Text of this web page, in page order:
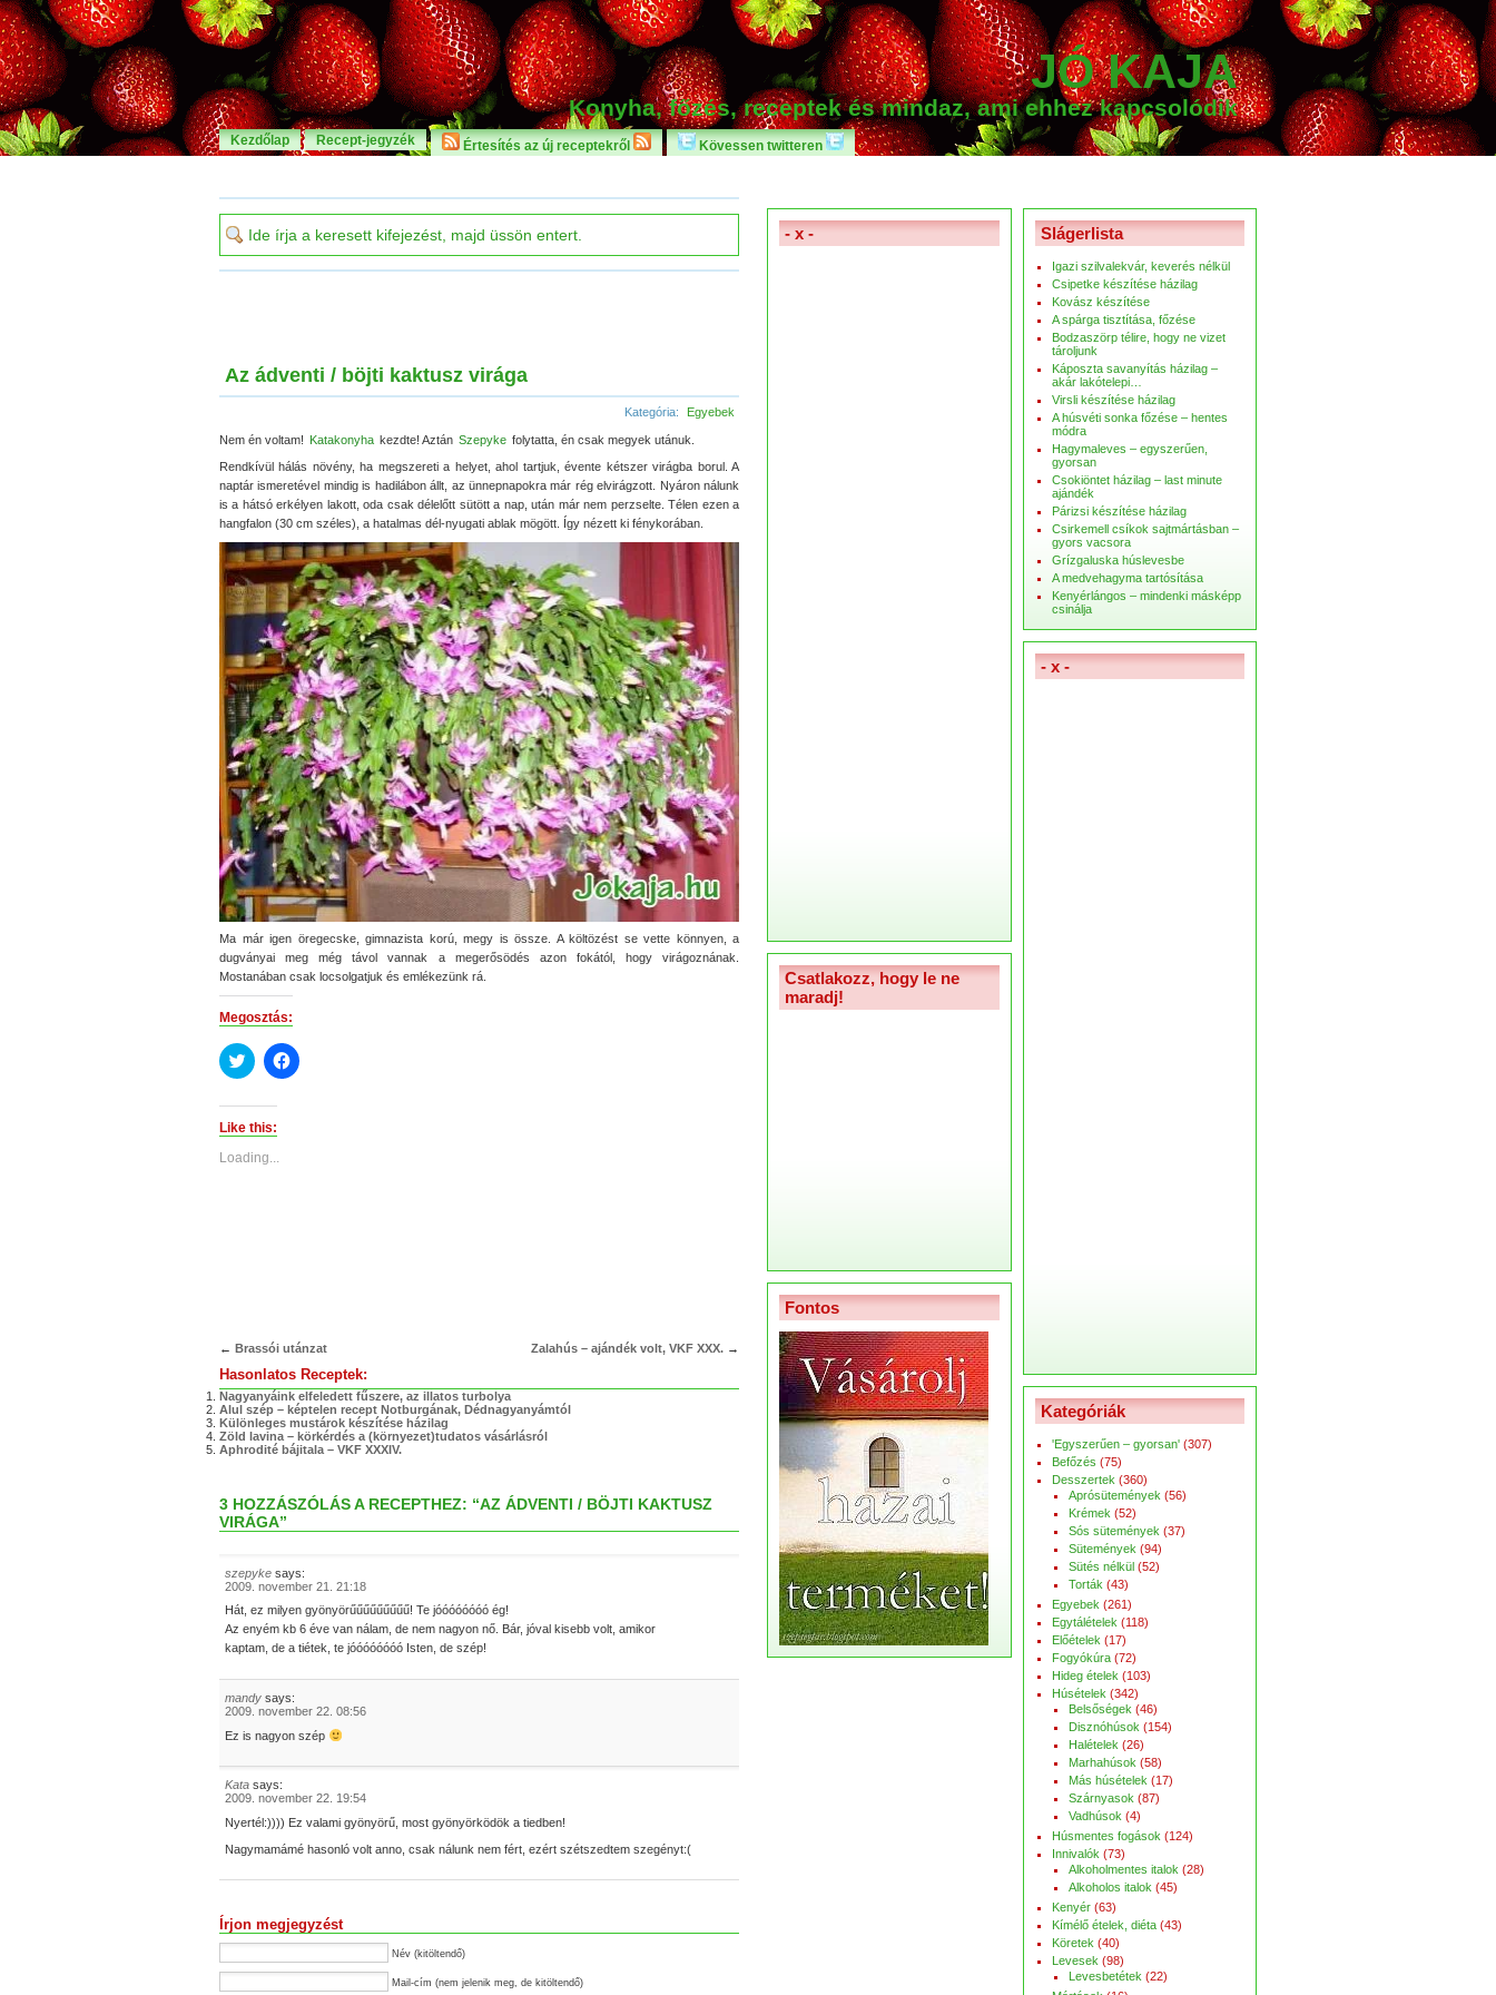
JÓ KAJA
Konyha, főzés, receptek és mindaz, ami ehhez kapcsolódik
Kezdőlap Recept-jegyzék Értesítés az új receptekről Kövessen twitteren
Az ádventi / böjti kaktusz virága
Kategória: Egyebek
Nem én voltam! Katakonyha kezdte! Aztán Szepyke folytatta, én csak megyek utánuk.
Rendkívül hálás növény, ha megszereti a helyet, ahol tartjuk, évente kétszer virágba borul. A
naptár ismeretével mindig is hadilábon állt, az ünnepnapokra már rég elvirágzott. Nyáron nálunk
is a hátsó erkélyen lakott, oda csak délelőtt sütött a nap, után már nem perzselte. Télen ezen a
hangfalon (30 cm széles), a hatalmas dél-nyugati ablak mögött. Így nézett ki fénykorában.
Ma már igen öregecske, gimnazista korú, megy is össze. A költözést se vette könnyen, a
dugványai meg még távol vannak a megerősödés azon fokától, hogy virágoznának.
Mostanában csak locsolgatjuk és emlékezünk rá.
Megosztás:
Click
to
(Opens
new
Click
to
Like this:
Loading...
← Brassói utánzat Zalahús – ajándék volt, VKF XXX. →
Hasonlatos Receptek:
Nagyanyáink elfeledett fűszere, az illatos turbolya
Alul szép – képtelen recept Notburgának, Dédnagyanyámtól
Különleges mustárok készítése házilag
Zöld lavina – körkérdés a (környezet)tudatos vásárlásról
Aphrodité bájitala – VKF XXXIV.
3 HOZZÁSZÓLÁS A RECEPTHEZ: “AZ ÁDVENTI / BÖJTI KAKTUSZ
VIRÁGA”
szepyke says:
2009. november 21. 21:18
Hát, ez milyen gyönyörűűűűűűűűű! Te jóóóóóóóó ég!
Az enyém kb 6 éve van nálam, de nem nagyon nő. Bár, jóval kisebb volt, amikor
kaptam, de a tiétek, te jóóóóóóóó Isten, de szép!
mandy says:
2009. november 22. 08:56
Ez is nagyon szép
Kata says:
2009. november 22. 19:54
Nyertél:)))) Ez valami gyönyörű, most gyönyörködök a tiedben!
Nagymamámé hasonló volt anno, csak nálunk nem fért, ezért szétszedtem szegényt:(
Írjon megjegyzést
Név (kitöltendő)
Mail-cím (nem jelenik meg, de kitöltendő)
- x -
Csatlakozz, hogy le ne
maradj!
Fontos
Slágerlista
Igazi szilvalekvár, keverés nélkül
Csipetke készítése házilag
Kovász készítése
A spárga tisztítása, főzése
Bodzaszörp télire, hogy ne vizet
tároljunk
Káposzta savanyítás házilag –
akár lakótelepi…
Virsli készítése házilag
A húsvéti sonka főzése – hentes
módra
Hagymaleves – egyszerűen,
gyorsan
Csokiöntet házilag – last minute
ajándék
Párizsi készítése házilag
Csirkemell csíkok sajtmártásban –
gyors vacsora
Grízgaluska húslevesbe
A medvehagyma tartósítása
Kenyérlángos – mindenki másképp
csinálja
- x -
Kategóriák
'Egyszerűen – gyorsan' (307)
Befőzés (75)
Desszertek (360)
Aprósütemények (56)
Krémek (52)
Sós sütemények (37)
Sütemények (94)
Sütés nélkül (52)
Torták (43)
Egyebek (261)
Egytálételek (118)
Előételek (17)
Fogyókúra (72)
Hideg ételek (103)
Húsételek (342)
Belsőségek (46)
Disznóhúsok (154)
Halételek (26)
Marhahúsok (58)
Más húsételek (17)
Szárnyasok (87)
Vadhúsok (4)
Húsmentes fogások (124)
Innivalók (73)
Alkoholmentes italok (28)
Alkoholos italok (45)
Kenyér (63)
Kímélő ételek, diéta (43)
Köretek (40)
Levesek (98)
Levesbetétek (22)